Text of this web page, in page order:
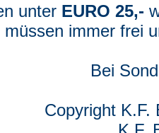
unter EURO 25,-
müssen immer frei
Bei
Copyright